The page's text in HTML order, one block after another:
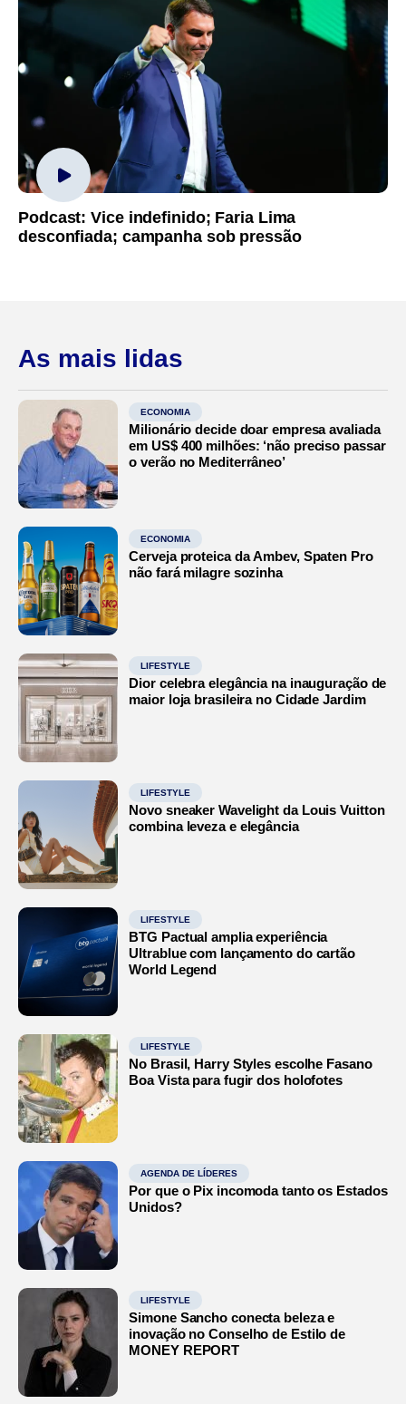
Podcast: Vice indefinido; Faria Lima
desconfiada; campanha sob pressão
As mais lidas
ECONOMIA
Milionário decide doar empresa avaliada
em US$ 400 milhões: ‘não preciso passar
o verão no Mediterrâneo’
ECONOMIA
Cerveja proteica da Ambev, Spaten Pro
não fará milagre sozinha
LIFESTYLE
Dior celebra elegância na inauguração de
maior loja brasileira no Cidade Jardim
LIFESTYLE
Novo sneaker Wavelight da Louis Vuitton
combina leveza e elegância
LIFESTYLE
BTG Pactual amplia experiência
Ultrablue com lançamento do cartão
World Legend
LIFESTYLE
No Brasil, Harry Styles escolhe Fasano
Boa Vista para fugir dos holofotes
AGENDA DE LÍDERES
Por que o Pix incomoda tanto os Estados
Unidos?
LIFESTYLE
Simone Sancho conecta beleza e
inovação no Conselho de Estilo de
MONEY REPORT